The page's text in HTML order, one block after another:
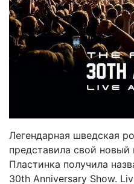
Легендарная шведская
представила свой новый
Пластинка получила
30th Anniversary Show.